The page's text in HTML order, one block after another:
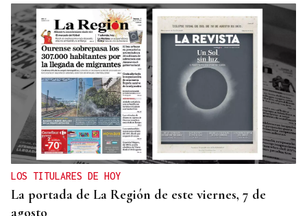
LOS TITULARES DE HOY
La portada de La Región de este viernes, 7 de